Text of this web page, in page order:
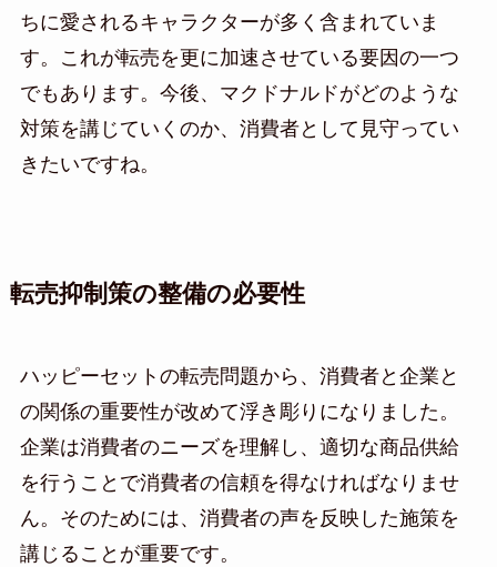
ちに愛されるキャラクターが多く含まれていま
す。これが転売を更に加速させている要因の一つ
でもあります。今後、マクドナルドがどのような
対策を講じていくのか、消費者として見守ってい
きたいですね。
転売抑制策の整備の必要性
ハッピーセットの転売問題から、消費者と企業と
の関係の重要性が改めて浮き彫りになりました。
企業は消費者のニーズを理解し、適切な商品供給
を行うことで消費者の信頼を得なければなりませ
ん。そのためには、消費者の声を反映した施策を
講じることが重要です。